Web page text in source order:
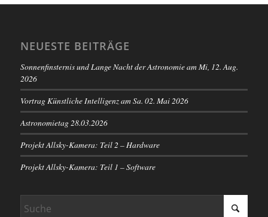
NEUESTE BEITRÄGE
Sonnenfinsternis und Lange Nacht der Astronomie am Mi, 12. Aug.
2026
Vortrag Künstliche Intelligenz am Sa. 02. Mai 2026
Astronomietag 28.03.2026
Projekt Allsky-Kamera: Teil 2 – Hardware
Projekt Allsky-Kamera: Teil 1 – Software